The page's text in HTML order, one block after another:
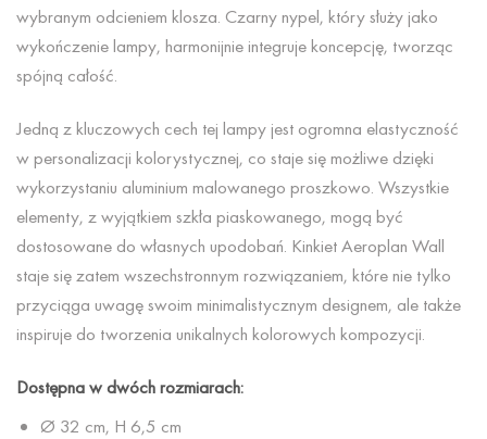
wybranym odcieniem klosza. Czarny nypel, który służy jako
wykończenie lampy, harmonijnie integruje koncepcję, tworząc
spójną całość.
Jedną z kluczowych cech tej lampy jest ogromna elastyczność
w personalizacji kolorystycznej, co staje się możliwe dzięki
wykorzystaniu aluminium malowanego proszkowo. Wszystkie
elementy, z wyjątkiem szkła piaskowanego, mogą być
dostosowane do własnych upodobań. Kinkiet Aeroplan Wall
staje się zatem wszechstronnym rozwiązaniem, które nie tylko
przyciąga uwagę swoim minimalistycznym designem, ale także
inspiruje do tworzenia unikalnych kolorowych kompozycji.
Dostępna w dwóch rozmiarach:
Ø 32 cm, H 6,5 cm